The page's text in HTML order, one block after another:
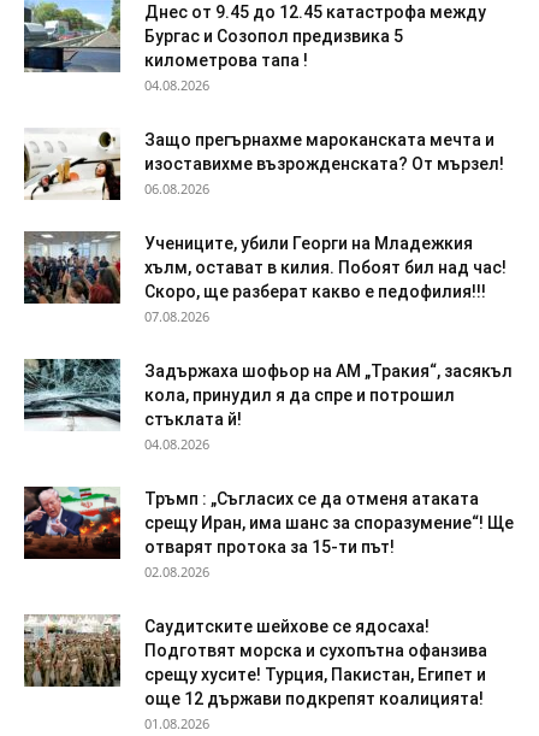
Днес от 9.45 до 12.45 катастрофа между
Бургас и Созопол предизвика 5
километрова тапа !
04.08.2026
Защо прегърнахме мароканската мечта и
изоставихме възрожденската? От мързел!
06.08.2026
Учениците, убили Георги на Младежкия
хълм, остават в килия. Побоят бил над час!
Скоро, ще разберат какво е педофилия!!!
07.08.2026
Задържаха шофьор на АМ „Тракия“, засякъл
кола, принудил я да спре и потрошил
стъклата й!
04.08.2026
Тръмп : „Съгласих се да отменя атаката
срещу Иран, има шанс за споразумение“! Ще
отварят протока за 15-ти път!
02.08.2026
Саудитските шейхове се ядосаха!
Подготвят морска и сухопътна офанзива
срещу хусите! Турция, Пакистан, Египет и
още 12 държави подкрепят коалицията!
01.08.2026